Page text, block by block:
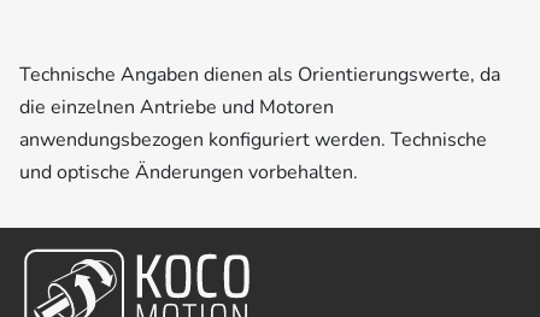
Technische Angaben dienen als Orientierungswerte, da
die einzelnen Antriebe und Motoren
anwendungsbezogen konfiguriert werden. Technische
und optische Änderungen vorbehalten.